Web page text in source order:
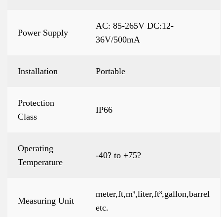
Power Supply
AC: 85-265V DC:12-
36V/500mA
Installation Portable
Protection
Class
IP66
Operating
Temperature
-40? to +75?
Measuring Unit
meter,ft,m³,liter,ft³,gallon,barrel
etc.